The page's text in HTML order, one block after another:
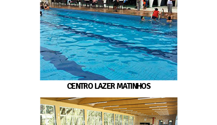
CENTRO LAZER MATINHOS